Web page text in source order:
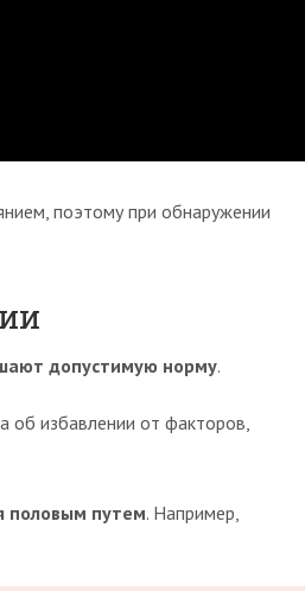
поэтому при обнаружении
допустимую норму.
об избавлении от факторов,
половым путем. Например,